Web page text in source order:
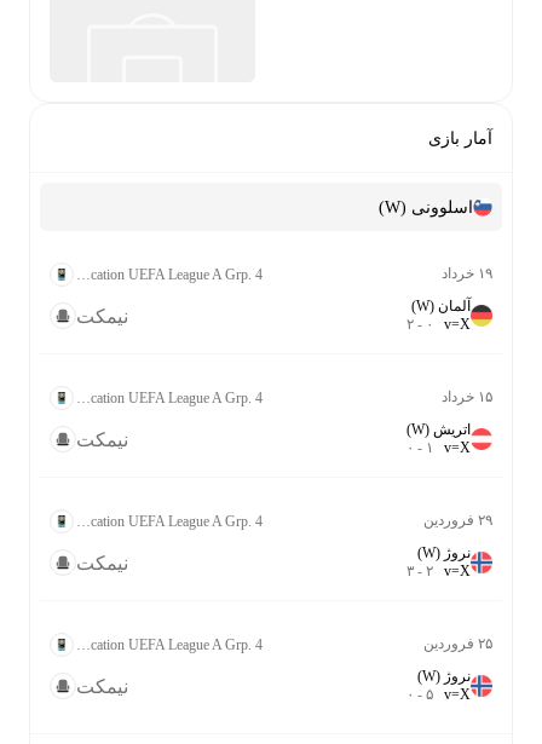
آمار بازی
اسلوونی (W)
Women's World Cup Qualification UEFA League A Grp. 4
آلمان (W)
v=X ۰- نیمکت
Women's World Cup Qualification UEFA League A Grp. 4
اتریش (W)
v=X ۱- نیمکت
Women's World Cup Qualification UEFA League A Grp. 4
نروژ (W)
v=X ۲- نیمکت
Women's World Cup Qualification UEFA League A Grp. 4
نروژ (W)
v=X ۵- نیمکت